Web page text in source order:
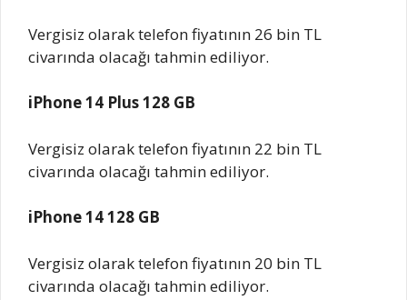
Vergisiz olarak telefon fiyatının 26 bin TL
civarında olacağı tahmin ediliyor.
iPhone 14 Plus 128 GB
Vergisiz olarak telefon fiyatının 22 bin TL
civarında olacağı tahmin ediliyor.
iPhone 14 128 GB
Vergisiz olarak telefon fiyatının 20 bin TL
civarında olacağı tahmin ediliyor.